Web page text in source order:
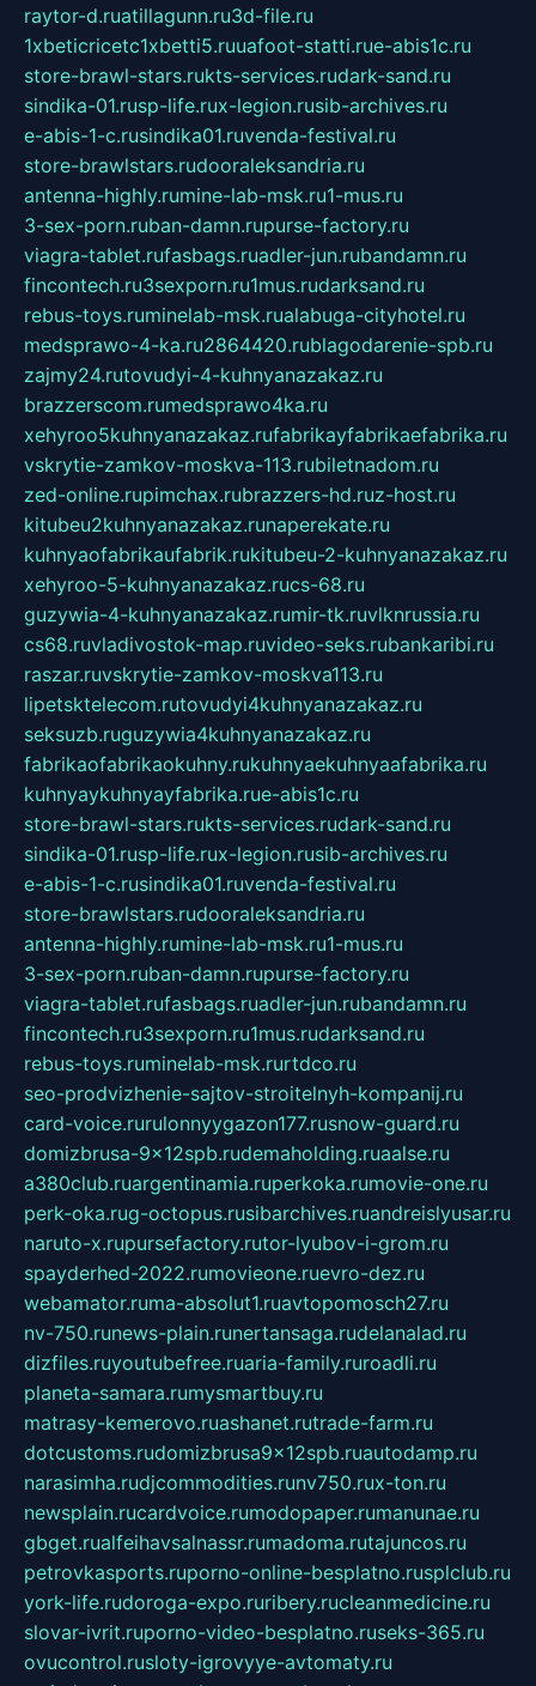
raytor-d.ruatillagunn.ru3d-file.ru
1xbeticricetc1xbetti5.ruuafoot-statti.rue-abis1c.ru
store-brawl-stars.rukts-services.rudark-sand.ru
sindika-01.rusp-life.rux-legion.rusib-archives.ru
e-abis-1-c.rusindika01.ruvenda-festival.ru
store-brawlstars.rudooraleksandria.ru
antenna-highly.rumine-lab-msk.ru1-mus.ru
3-sex-porn.ruban-damn.rupurse-factory.ru
viagra-tablet.rufasbags.ruadler-jun.rubandamn.ru
fincontech.ru3sexporn.ru1mus.rudarksand.ru
rebus-toys.ruminelab-msk.rualabuga-cityhotel.ru
medsprawo-4-ka.ru2864420.rublagodarenie-spb.ru
zajmy24.rutovudyi-4-kuhnyanazakaz.ru
brazzerscom.rumedsprawo4ka.ru
xehyroo5kuhnyanazakaz.rufabrikayfabrikaefabrika.ru
vskrytie-zamkov-moskva-113.rubiletnadom.ru
zed-online.rupimchax.rubrazzers-hd.ruz-host.ru
kitubeu2kuhnyanazakaz.runaperekate.ru
kuhnyaofabrikaufabrik.rukitubeu-2-kuhnyanazakaz.ru
xehyroo-5-kuhnyanazakaz.rucs-68.ru
guzywia-4-kuhnyanazakaz.rumir-tk.ruvlknrussia.ru
cs68.ruvladivostok-map.ruvideo-seks.rubankaribi.ru
raszar.ruvskrytie-zamkov-moskva113.ru
lipetsktelecom.rutovudyi4kuhnyanazakaz.ru
seksuzb.ruguzywia4kuhnyanazakaz.ru
fabrikaofabrikaokuhny.rukuhnyaekuhnyaafabrika.ru
kuhnyaykuhnyayfabrika.rue-abis1c.ru
store-brawl-stars.rukts-services.rudark-sand.ru
sindika-01.rusp-life.rux-legion.rusib-archives.ru
e-abis-1-c.rusindika01.ruvenda-festival.ru
store-brawlstars.rudooraleksandria.ru
antenna-highly.rumine-lab-msk.ru1-mus.ru
3-sex-porn.ruban-damn.rupurse-factory.ru
viagra-tablet.rufasbags.ruadler-jun.rubandamn.ru
fincontech.ru3sexporn.ru1mus.rudarksand.ru
rebus-toys.ruminelab-msk.rurtdco.ru
seo-prodvizhenie-sajtov-stroitelnyh-kompanij.ru
card-voice.rurulonnyygazon177.rusnow-guard.ru
domizbrusa-9x12spb.rudemaholding.ruaalse.ru
a380club.ruargentinamia.ruperkoka.rumovie-one.ru
perk-oka.rug-octopus.rusibarchives.ruandreislyusar.ru
naruto-x.rupursefactory.rutor-lyubov-i-grom.ru
spayderhed-2022.rumovieone.ruevro-dez.ru
webamator.ruma-absolut1.ruavtopomosch27.ru
nv-750.runews-plain.runertansaga.rudelanalad.ru
dizfiles.ruyoutubefree.ruaria-family.ruroadli.ru
planeta-samara.rumysmartbuy.ru
matrasy-kemerovo.ruashanet.rutrade-farm.ru
dotcustoms.rudomizbrusa9x12spb.ruautodamp.ru
narasimha.rudjcommodities.runv750.rux-ton.ru
newsplain.rucardvoice.rumodopaper.rumanunae.ru
gbget.rualfeihavsalnassr.rumadoma.rutajuncos.ru
petrovkasports.ruporno-online-besplatno.rusplclub.ru
york-life.rudoroga-expo.ruribery.rucleanmedicine.ru
slovar-ivrit.ruporno-video-besplatno.ruseks-365.ru
ovucontrol.rusloty-igrovyye-avtomaty.ru